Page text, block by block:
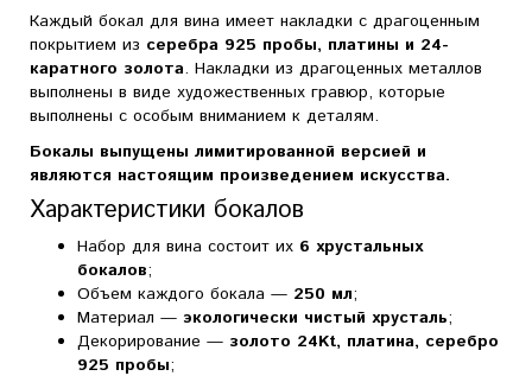
Каждый бокал для вина имеет накладки с драгоценным
покрытием из серебра 925 пробы, платины и 24-
каратного золота. Накладки из драгоценных металлов
выполнены в виде художественных гравюр, которые
выполнены с особым вниманием к деталям.
Бокалы выпущены лимитированной версией и
являются настоящим произведением искусства.
Характеристики бокалов
Набор для вина состоит их 6 хрустальных
бокалов;
Объем каждого бокала — 250 мл;
Материал — экологически чистый хрусталь;
Декорирование — золото 24Kt, платина, серебро
925 пробы;